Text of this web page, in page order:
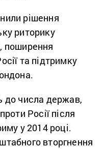
рішення
риторику
поширення
та підтримку
до числа держав,
Росії після
у 2014 році.
вторгнення